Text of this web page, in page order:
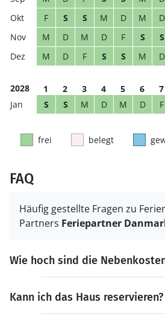
F
S S M D M D
M
D M D F S S
M
D F S S M D
2028 1 2 3 4 5 6 7
S
S M D M D F
frei belegt
FAQ
Häufig gestellte Fragen zu
Partners Feriepartner
Wie hoch sind die
Kann ich das Haus reservieren?